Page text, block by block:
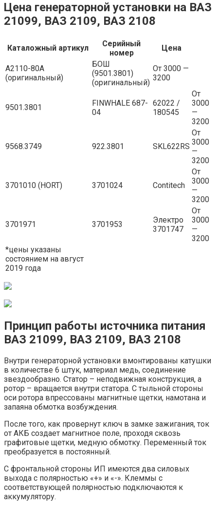
Цена генераторной установки на ВАЗ
21099, ВАЗ 2109, ВАЗ 2108
Каталожный артикул
Серийный
номер
Цена
A2110-80A
(оригинальный)
БОШ
(9501.3801)
(оригинальный)
От 3000 —
3200
9501.3801
FINWHALE 687-
04
62022 /
180545
От
3000
—
3200
9568.3749 922.3801 SKL622RS
От
3000
—
3200
3701010 (HORT) 3701024 Contitech
От
3000
—
3200
3701971 3701953
Электро
3701747
От
3000
—
3200
*цены указаны
состоянием на август
2019 года
Принцип работы источника питания
ВАЗ 21099, ВАЗ 2109, ВАЗ 2108
Внутри генераторной установки вмонтированы катушки
в количестве 6 штук, материал медь, соединение
звездообразно. Статор – неподвижная конструкция, а
ротор – вращается внутри статора. С тыльной стороны
оси ротора впрессованы магнитные щетки, намотана и
запаяна обмотка возбуждения.
После того, как провернут ключ в замке зажигания, ток
от АКБ создает магнитное поле, проходя сквозь
графитовые щетки, медную обмотку. Переменный ток
преобразуется в постоянный.
С фронтальной стороны ИП имеются два силовых
выхода с полярностью «+» и «-». Клеммы с
соответствующей полярностью подключаются к
аккумулятору.